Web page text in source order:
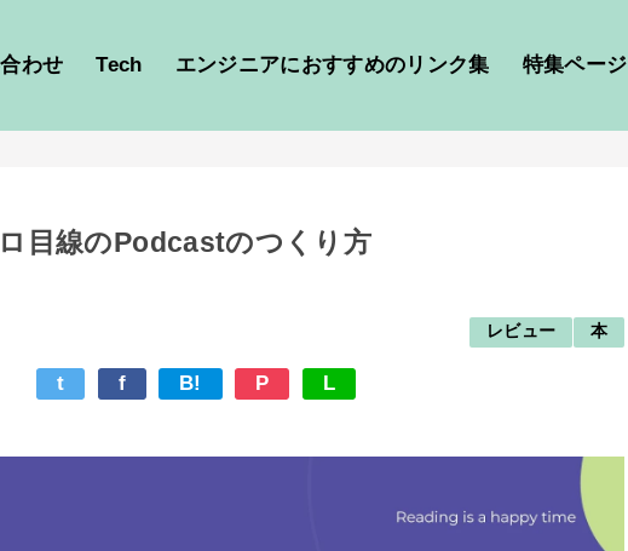
わせ Tech エンジニアにおすすめのリンク集 特集ページ
目線のPodcastのつくり方
レビュー 本
t f B! P L